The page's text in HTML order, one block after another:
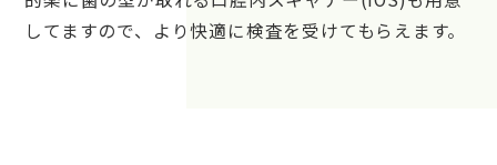
してますので、より快適に検査を受けてもらえます。